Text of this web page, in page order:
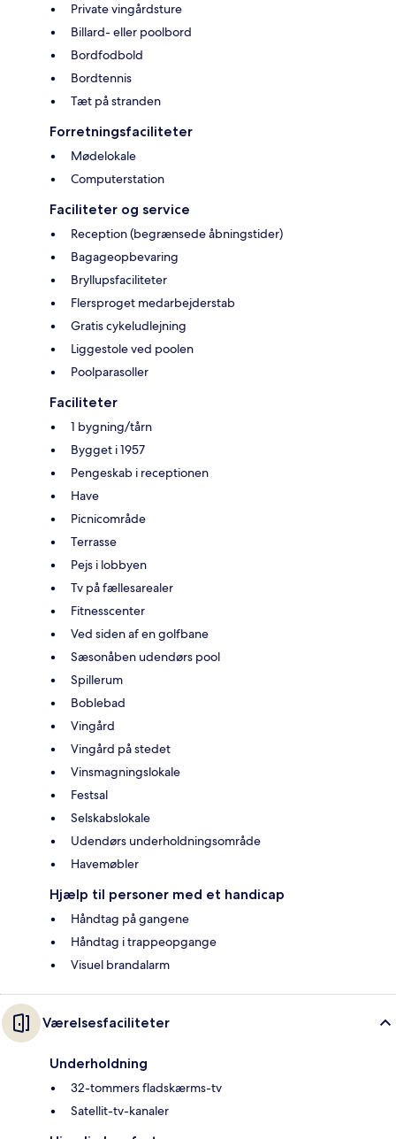
Private vingårdsture
Billard- eller poolbord
Bordfodbold
Bordtennis
Tæt på stranden
Forretningsfaciliteter
Mødelokale
Computerstation
Faciliteter og service
Reception (begrænsede åbningstider)
Bagageopbevaring
Bryllupsfaciliteter
Flersproget medarbejderstab
Gratis cykeludlejning
Liggestole ved poolen
Poolparasoller
Faciliteter
1 bygning/tårn
Bygget i 1957
Pengeskab i receptionen
Have
Picnicområde
Terrasse
Pejs i lobbyen
Tv på fællesarealer
Fitnesscenter
Ved siden af en golfbane
Sæsonåben udendørs pool
Spillerum
Boblebad
Vingård
Vingård på stedet
Vinsmagningslokale
Festsal
Selskabslokale
Udendørs underholdningsområde
Havemøbler
Hjælp til personer med et handicap
Håndtag på gangene
Håndtag i trappeopgange
Visuel brandalarm
Værelsesfaciliteter
Underholdning
32-tommers fladskærms-tv
Satellit-tv-kanaler